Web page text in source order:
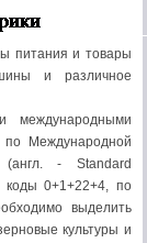
питания и товары
и различное
международными
по Международной
(англ. - Standard
0+1+22+4, по
выделить
культуры и